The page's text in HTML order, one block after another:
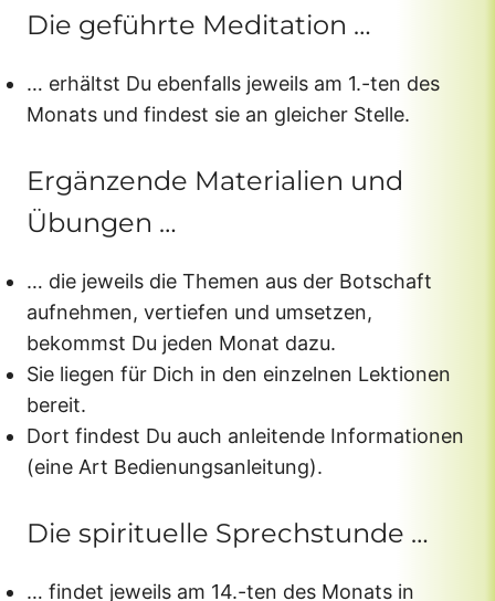
Die geführte Meditation …
… erhältst Du ebenfalls jeweils am 1.-ten des
Monats und findest sie an gleicher Stelle.
Ergänzende Materialien und
Übungen …
… die jeweils die Themen aus der Botschaft
aufnehmen, vertiefen und umsetzen,
bekommst Du jeden Monat dazu.
Sie liegen für Dich in den einzelnen Lektionen
bereit.
Dort findest Du auch anleitende Informationen
(eine Art Bedienungsanleitung).
Die spirituelle Sprechstunde …
… findet jeweils am 14.-ten des Monats in